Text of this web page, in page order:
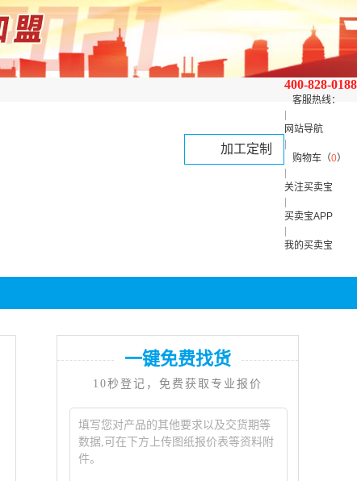
400-828-0188
客服热线：
网站导航
购物车（0）
关注买卖宝
买卖宝APP
我的买卖宝
加工定制
一键免费找货
10秒登记，免费获取专业报价